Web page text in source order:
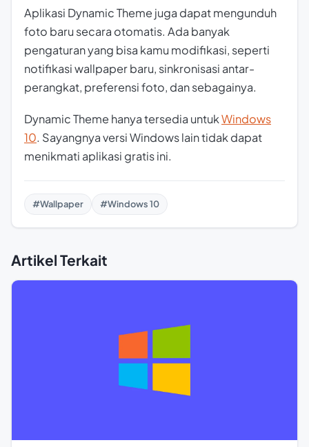
Aplikasi Dynamic Theme juga dapat mengunduh
foto baru secara otomatis. Ada banyak
pengaturan yang bisa kamu modifikasi, seperti
notifikasi wallpaper baru, sinkronisasi antar-
perangkat, preferensi foto, dan sebagainya.
Dynamic Theme hanya tersedia untukWindows
10. Sayangnya versi Windows lain tidak dapat
menikmati aplikasi gratis ini.
#Wallpaper #Windows 10
Artikel Terkait